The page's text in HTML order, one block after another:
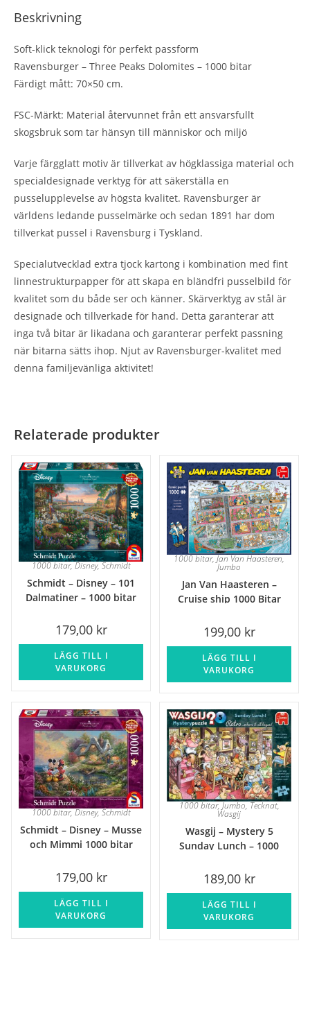
Beskrivning
Soft-klick teknologi för perfekt passform
Ravensburger – Three Peaks Dolomites – 1000 bitar
Färdigt mått: 70×50 cm.
FSC-Märkt: Material återvunnet från ett ansvarsfullt
skogsbruk som tar hänsyn till människor och miljö
Varje färgglatt motiv är tillverkat av högklassiga material och
specialdesignade verktyg för att säkerställa en
pusselupplevelse av högsta kvalitet. Ravensburger är
världens ledande pusselmärke och sedan 1891 har dom
tillverkat pussel i Ravensburg i Tyskland.
Specialutvecklad extra tjock kartong i kombination med fint
linnestrukturpapper för att skapa en bländfri pusselbild för
kvalitet som du både ser och känner. Skärverktyg av stål är
designade och tillverkade för hand. Detta garanterar att
inga två bitar är likadana och garanterar perfekt passning
när bitarna sätts ihop. Njut av Ravensburger-kvalitet med
denna familjevänliga aktivitet!
Relaterade produkter
1000 bitar,Disney,Schmidt
Schmidt – Disney – 101
Dalmatiner – 1000 bitar
179,00 kr
LÄGG TILL I
VARUKORG
1000 bitar,Jan Van Haasteren,
Jumbo
Jan Van Haasteren –
Cruise ship 1000 Bitar
199,00 kr
LÄGG TILL I
VARUKORG
1000 bitar,Disney,Schmidt
Schmidt – Disney – Musse
och Mimmi 1000 bitar
179,00 kr
LÄGG TILL I
VARUKORG
1000 bitar,Jumbo,Tecknat,
Wasgij
Wasgij – Mystery 5
Sunday Lunch – 1000
189,00 kr
LÄGG TILL I
VARUKORG